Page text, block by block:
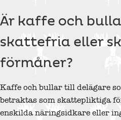
Är kaffe och
skattefria eller
förmåner?
Kaffe och bullar till delägare
betraktas som skattepliktiga
enskilda näringsidkare eller